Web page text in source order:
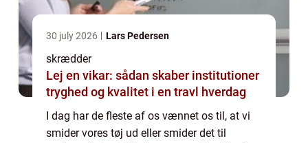
30 july 2026 Lars Pedersen
skrædder
Lej en vikar: sådan skaber institutioner
tryghed og kvalitet i en travl hverdag
I dag har de fleste af os vænnet os til, at vi
smider vores tøj ud eller smider det til